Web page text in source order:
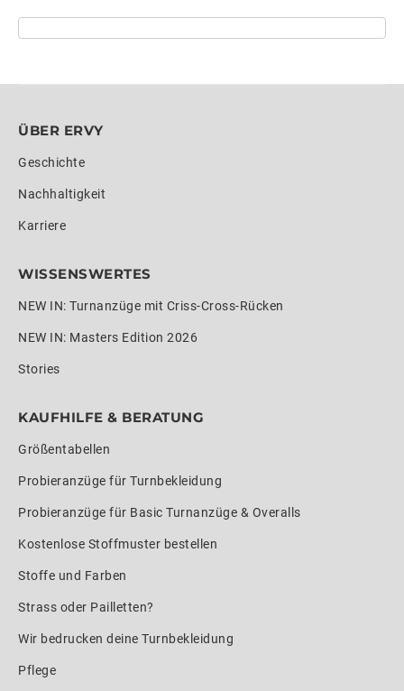
ÜBER ERVY
Geschichte
Nachhaltigkeit
Karriere
WISSENSWERTES
NEW IN: Turnanzüge mit Criss-Cross-Rücken
NEW IN: Masters Edition 2026
Stories
KAUFHILFE & BERATUNG
Größentabellen
Probieranzüge für Turnbekleidung
Probieranzüge für Basic Turnanzüge & Overalls
Kostenlose Stoffmuster bestellen
Stoffe und Farben
Strass oder Pailletten?
Wir bedrucken deine Turnbekleidung
Pflege